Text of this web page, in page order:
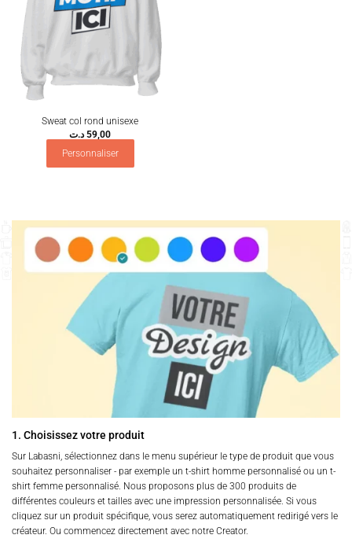
Sweat col rond unisexe
59,00 د.ت
Personnaliser
1. Choisissez votre produit
Sur Labasni, sélectionnez dans le menu supérieur le type de produit que vous
souhaitez personnaliser - par exemple un t-shirt homme personnalisé ou un t-
shirt femme personnalisé. Nous proposons plus de 300 produits de
différentes couleurs et tailles avec une impression personnalisée. Si vous
cliquez sur un produit spécifique, vous serez automatiquement redirigé vers le
créateur. Ou commencez directement avec notre Creator.